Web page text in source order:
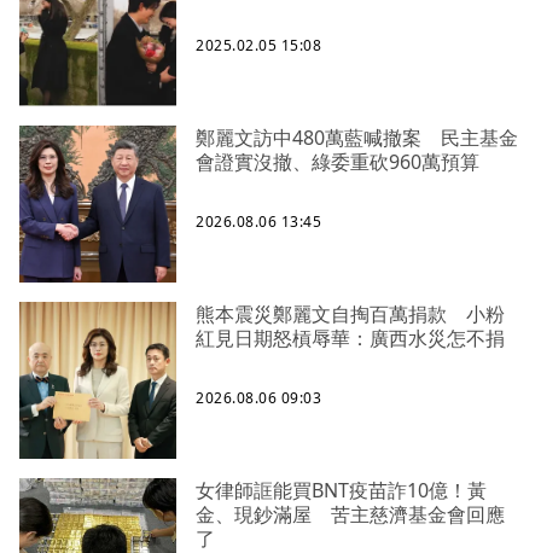
2025.02.05 15:08
鄭麗文訪中480萬藍喊撤案 民主基金
會證實沒撤、綠委重砍960萬預算
2026.08.06 13:45
熊本震災鄭麗文自掏百萬捐款 小粉
紅見日期怒槓辱華：廣西水災怎不捐
2026.08.06 09:03
女律師誆能買BNT疫苗詐10億！黃
金、現鈔滿屋 苦主慈濟基金會回應
了